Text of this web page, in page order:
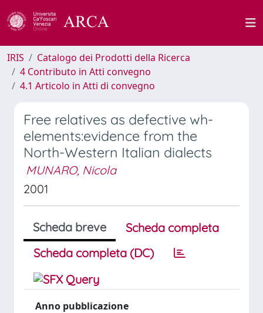
IRIS
Catalogo dei Prodotti della Ricerca
4 Contributo in Atti convegno
4.1 Articolo in Atti di convegno
Free relatives as defective wh-
elements:evidence from the
North-Western Italian dialects
MUNARO, Nicola
2001
Scheda breve
Scheda completa
Scheda completa (DC)
Anno pubblicazione